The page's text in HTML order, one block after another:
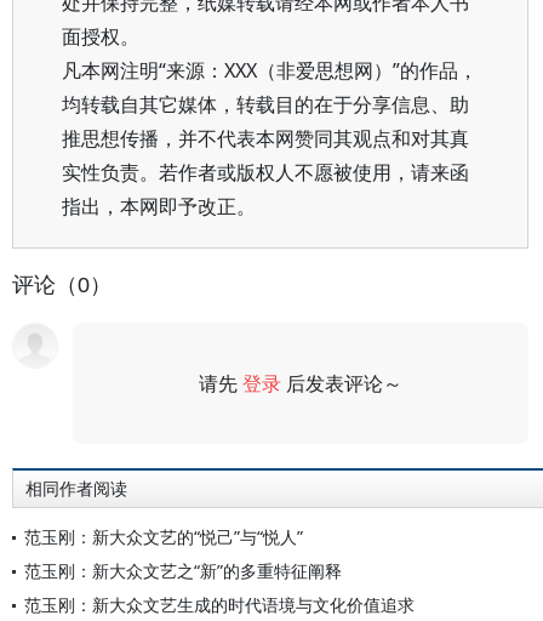
面授权。
凡本网注明“来源：XXX（非爱思想网）”的作品，
均转载自其它媒体，转载目的在于分享信息、助
推思想传播，并不代表本网赞同其观点和对其真
实性负责。若作者或版权人不愿被使用，请来函
指出，本网即予改正。
评论（0）
请先登录 后发表评论～
相同作者阅读
范玉刚：新大众文艺的“悦己”与“悦人”
范玉刚：新大众文艺之“新”的多重特征阐释
范玉刚：新大众文艺生成的时代语境与文化价值追求